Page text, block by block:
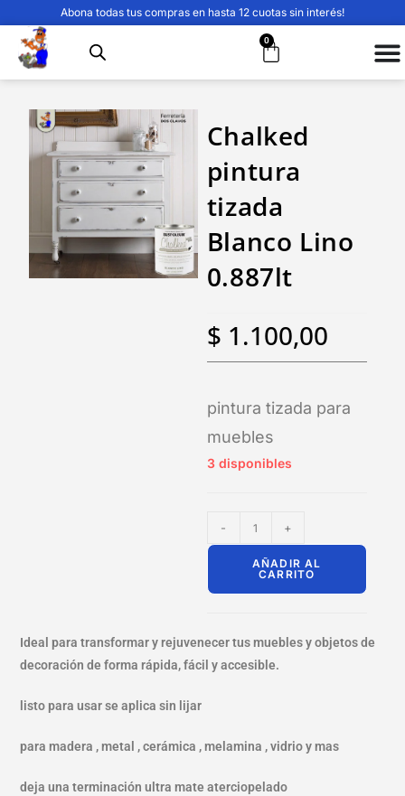
Abona todas tus compras en hasta 12 cuotas sin interés!
0
Chalked
pintura
tizada
Blanco Lino
0.887lt
$ 1.100,00
pintura tizada para
muebles
3 disponibles
- +
AÑADIR AL
CARRITO
Ideal para transformar y rejuvenecer tus muebles y objetos de
decoración de forma rápida, fácil y accesible.
listo para usar se aplica sin lijar
para madera , metal , cerámica , melamina , vidrio y mas
deja una terminación ultra mate aterciopelado